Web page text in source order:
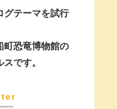
グテーマを試行
恐竜博物館の
です。